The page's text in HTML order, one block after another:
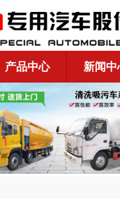
产品中心 新闻中